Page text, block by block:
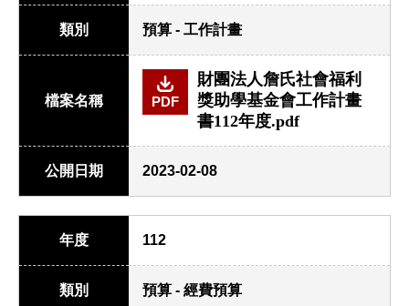
類別 預算 - 工作計畫
檔案名稱 PDF
財團法人詹氏社會福利
獎助學基金會工作計畫
書112年度.pdf
公開日期 2023-02-08
年度 112
類別 預算 - 經費預算